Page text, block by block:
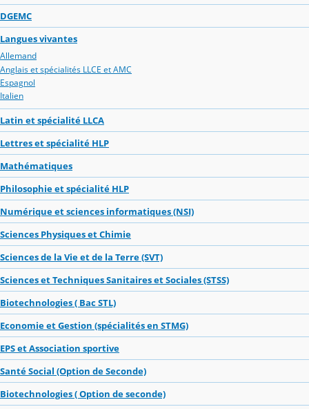
DGEMC
Langues vivantes
Allemand
Anglais et spécialités LLCE et AMC
Espagnol
Italien
Latin et spécialité LLCA
Lettres et spécialité HLP
Mathématiques
Philosophie et spécialité HLP
Numérique et sciences informatiques (NSI)
Sciences Physiques et Chimie
Sciences de la Vie et de la Terre (SVT)
Sciences et Techniques Sanitaires et Sociales (STSS)
Biotechnologies ( Bac STL)
Economie et Gestion (spécialités en STMG)
EPS et Association sportive
Santé Social (Option de Seconde)
Biotechnologies ( Option de seconde)